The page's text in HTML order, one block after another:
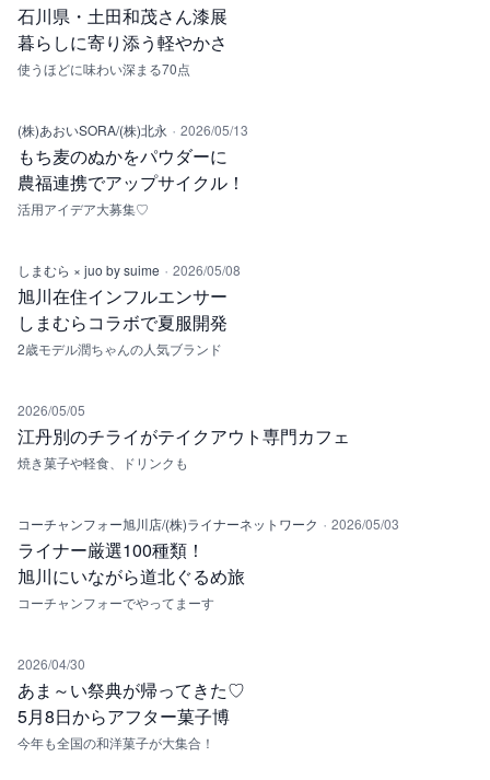
石川県・土田和茂さん漆展
暮らしに寄り添う軽やかさ
使うほどに味わい深まる70点
(株)あおいSORA/(株)北永 · 2026/05/13
もち麦のぬかをパウダーに
農福連携でアップサイクル！
活用アイデア大募集♡
しまむら × juo by suime · 2026/05/08
旭川在住インフルエンサー
しまむらコラボで夏服開発
2歳モデル潤ちゃんの人気ブランド
2026/05/05
江丹別のチライがテイクアウト専門カフェ
焼き菓子や軽食、ドリンクも
コーチャンフォー旭川店/(株)ライナーネットワーク · 2026/05/03
ライナー厳選100種類！
旭川にいながら道北ぐるめ旅
コーチャンフォーでやってまーす
2026/04/30
あま～い祭典が帰ってきた♡
5月8日からアフター菓子博
今年も全国の和洋菓子が大集合！